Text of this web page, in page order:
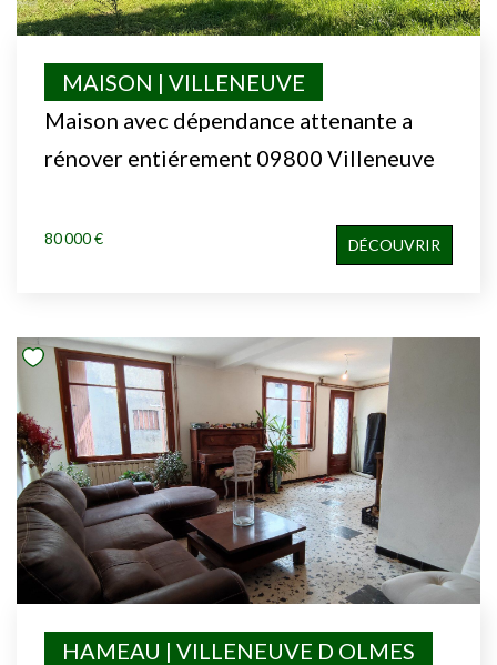
Maison avec dépendance attenante a
rénover entiérement 09800 Villeneuve
MAISON | VILLENEUVE
80 000 € DÉCOUVRIR
HAMEAU | VILLENEUVE D OLMES